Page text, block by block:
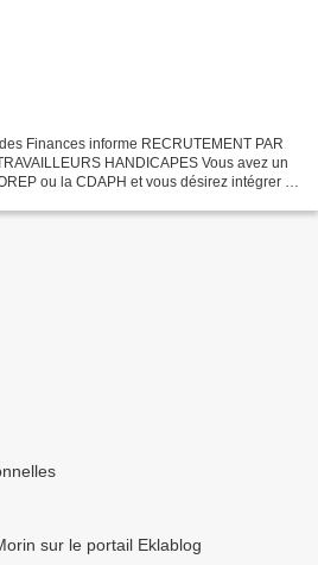
Finances informe RECRUTEMENT PAR
HANDICAPES Vous avez un
ou la CDAPH et vous désirez intégrer la
sur le portail Eklablog